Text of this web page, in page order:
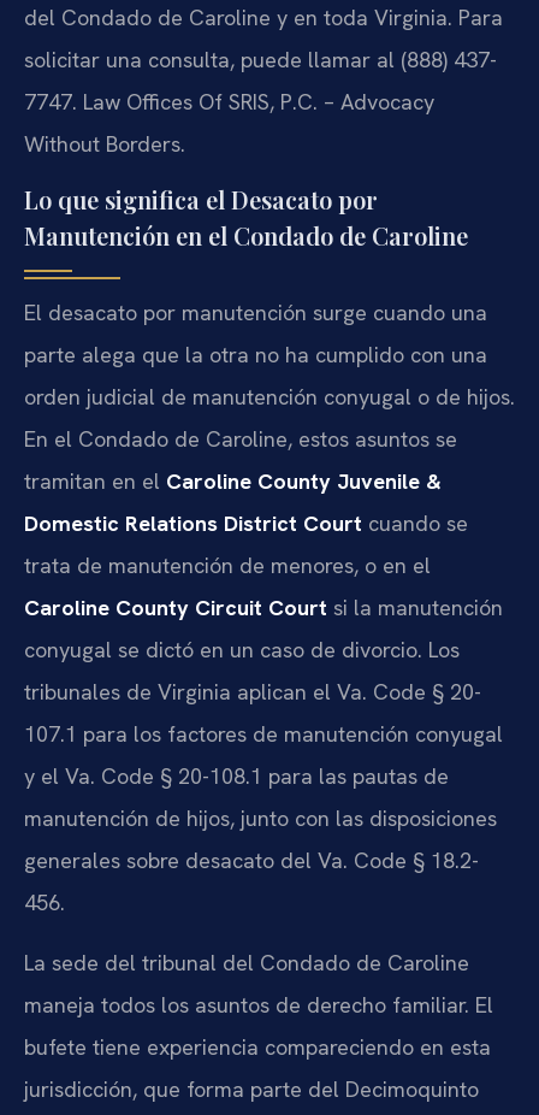
del Condado de Caroline y en toda Virginia. Para
solicitar una consulta, puede llamar al (888) 437-
7747. Law Offices Of SRIS, P.C. – Advocacy
Without Borders.
Lo que significa el Desacato por
Manutención en el Condado de Caroline
El desacato por manutención surge cuando una
parte alega que la otra no ha cumplido con una
orden judicial de manutención conyugal o de hijos.
En el Condado de Caroline, estos asuntos se
tramitan en el Caroline County Juvenile &
Domestic Relations District Court cuando se
trata de manutención de menores, o en el
Caroline County Circuit Court si la manutención
conyugal se dictó en un caso de divorcio. Los
tribunales de Virginia aplican el Va. Code § 20-
107.1 para los factores de manutención conyugal
y el Va. Code § 20-108.1 para las pautas de
manutención de hijos, junto con las disposiciones
generales sobre desacato del Va. Code § 18.2-
456.
La sede del tribunal del Condado de Caroline
maneja todos los asuntos de derecho familiar. El
bufete tiene experiencia compareciendo en esta
jurisdicción, que forma parte del Decimoquinto